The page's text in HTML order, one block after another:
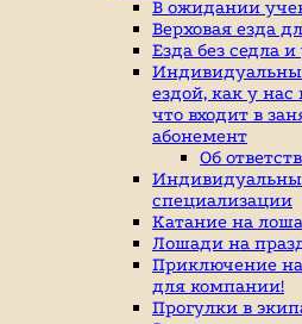
индивидуальные
В ожидании
Верховая езда
Езда без седла
ездой, как у
что входит в
абонемент
Об
специализации
Катание на
Лошади на
Приключение
для компании!
Прогулки в